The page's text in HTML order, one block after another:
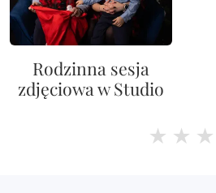
Rodzinna sesja
zdjęciowa w Studio
★ ★ ★